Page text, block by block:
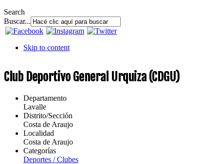
Search
Buscar...
Skip to content
Club Deportivo General Urquiza (CDGU)
Departamento
Lavalle
Distrito/Sección
Costa de Araujo
Localidad
Costa de Araujo
Categorías
Deportes / Clubes